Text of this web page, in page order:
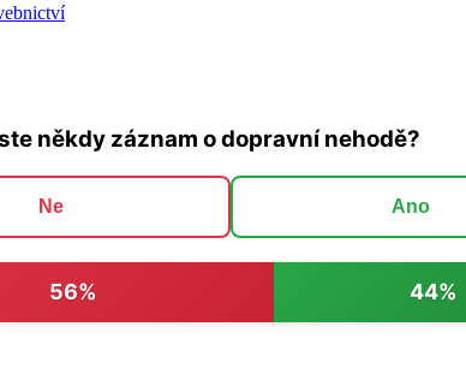
někdy záznam o dopravní nehodě?
Ne Ano
56% 44%